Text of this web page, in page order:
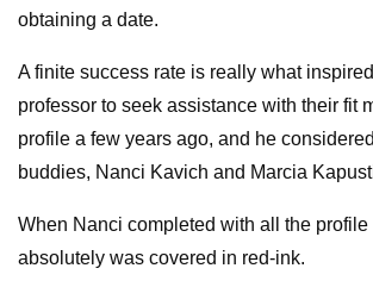
obtaining a date.
A finite success rate is really what
professor to seek assistance with their fit
profile a few years ago, and he
buddies, Nanci Kavich and Marcia
When Nanci completed with all the profile
absolutely was covered in red-ink.